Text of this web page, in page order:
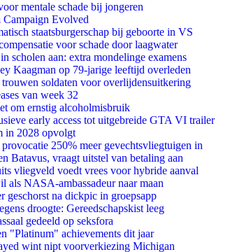
mentale schade bij jongeren
Evolved
staatsburgerschap bij geboorte in VS
voor schade door laagwater
scholen aan: extra mondelinge examens
Kaagman op 79-jarige leeftijd overleden
soldaten voor overlijdensuitkering
van week 32
om ernstig alcoholmisbruik
early access tot uitgebreide GTA VI trailer
in 2028 opvolgt
250% meer gevechtsvliegtuigen in
Batavus, vraagt uitstel van betaling aan
vliegveld voedt vrees voor hybride aanval
als NASA-ambassadeur naar maan
geschorst na dickpic in groepsapp
droogte: Gereedschapskist leeg
gedeeld op seksfora
"Platinum" achievements dit jaar
wint nipt voorverkiezing Michigan